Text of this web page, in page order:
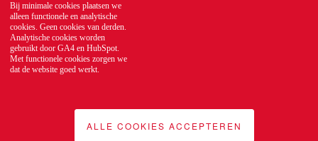
Bij minimale cookies plaatsen we
alleen functionele en analytische
cookies. Geen cookies van derden.
Analytische cookies worden
gebruikt door GA4 en HubSpot.
Met functionele cookies zorgen we
dat de website goed werkt.
ALLE COOKIES ACCEPTEREN